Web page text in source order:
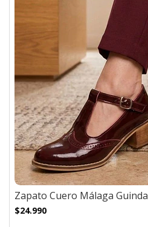
Zapato Cuero Málaga Guinda
$24.990